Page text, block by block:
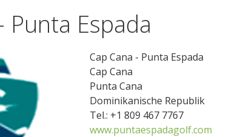
Punta Espada
Cap Cana - Punta Espada
Cap Cana
Punta Cana
Dominikanische Republik
Tel.: +1 809 467 7767
www.puntaespadagolf.com